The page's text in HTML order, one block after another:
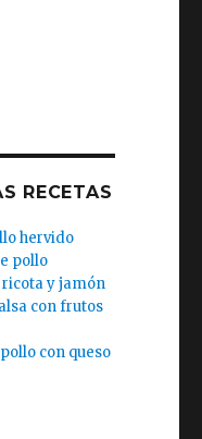
RECETAS
hervido
pollo
y jamón
con frutos
con queso